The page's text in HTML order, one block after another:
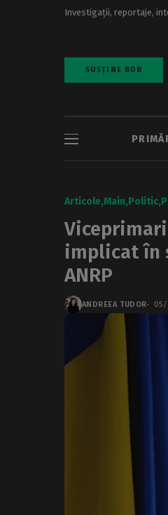
Investigații, reportaje,
SUSȚINE BDB
Articole Main Politic
implicat în
ANRP
ANDREEA TUDOR